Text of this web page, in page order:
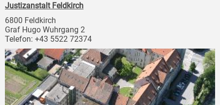
Justizanstalt Feldkirch
6800 Feldkirch
Graf Hugo Wuhrgang 2
Telefon: +43 5522 72374